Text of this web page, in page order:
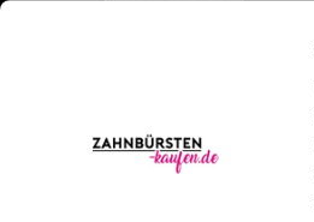
Keine Aktionen